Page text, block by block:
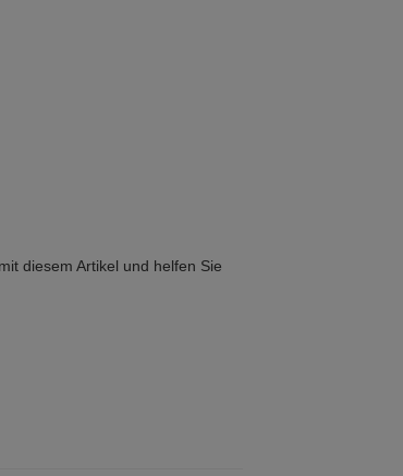
diesem Artikel und helfen Sie